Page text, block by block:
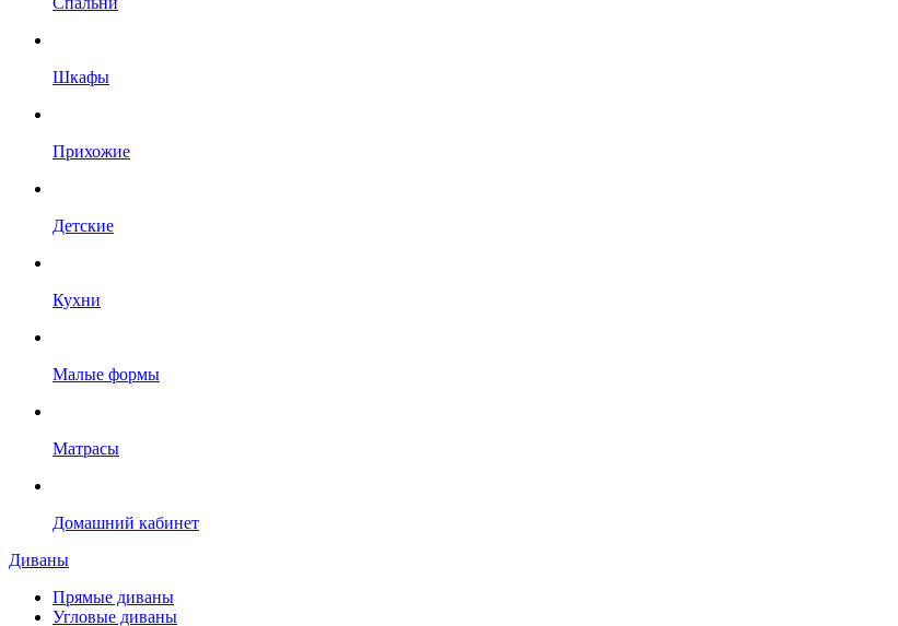
Шкафы
Прихожие
Детские
Кухни
Малые формы
Матрасы
Домашний кабинет
Диваны
Прямые диваны
Угловые диваны